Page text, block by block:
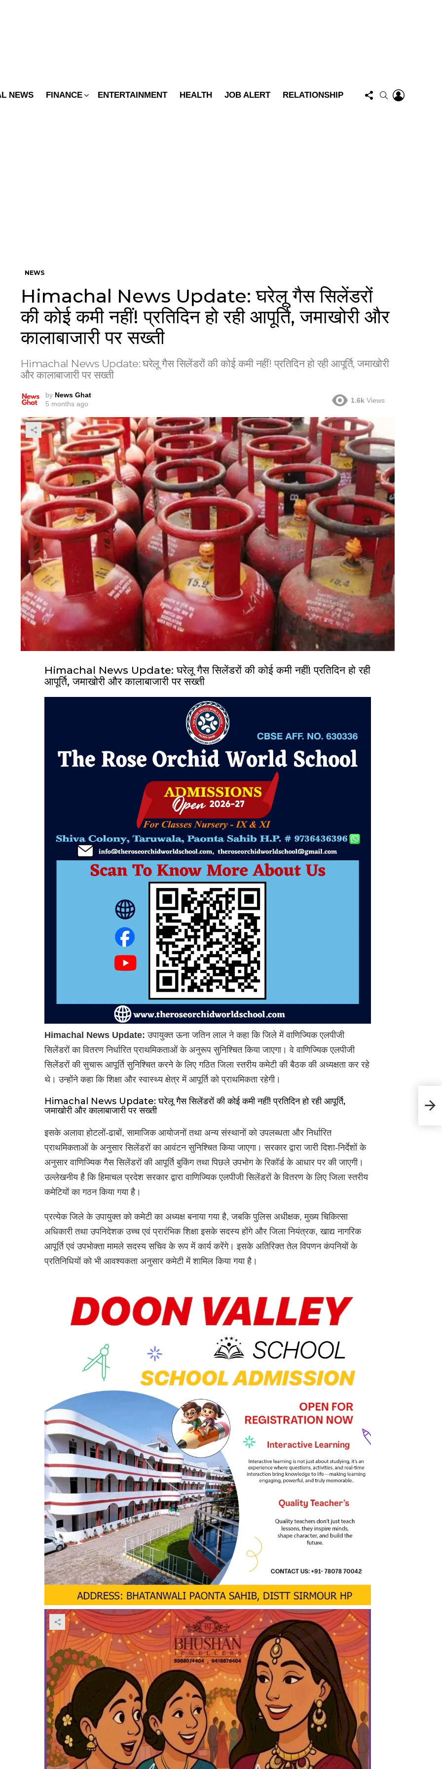
NEWS FINANCE ENTERTAINMENT HEALTH JOB ALERT RELATIONSHIP
FOLLOW
US
SEARCH
NEWS
Himachal News Update: घरेलू गैस सिलेंडरों
की कोई कमी नहीं! प्रतिदिन हो रही आपूर्ति, जमाखोरी और
कालाबाजारी पर सख्ती
Himachal News Update: घरेलू गैस सिलेंडरों की कोई कमी नहीं! प्रतिदिन हो रही आपूर्ति, जमाखोरी
और कालाबाजारी पर सख्ती
by News Ghat
5 months ago
1.6k Views
Himachal News Update: घरेलू गैस सिलेंडरों की कोई कमी नहीं! प्रतिदिन हो रही
आपूर्ति, जमाखोरी और कालाबाजारी पर सख्ती
Himachal News Update: उपायुक्त ऊना जतिन लाल ने कहा कि जिले में वाणिज्यिक एलपीजी
सिलेंडरों का वितरण निर्धारित प्राथमिकताओं के अनुरूप सुनिश्चित किया जाएगा। वे वाणिज्यिक एलपीजी
सिलेंडरों की सुचारू आपूर्ति सुनिश्चित करने के लिए गठित जिला स्तरीय कमेटी की बैठक की अध्यक्षता कर रहे
थे। उन्होंने कहा कि शिक्षा और स्वास्थ्य क्षेत्र में आपूर्ति को प्राथमिकता रहेगी।
Himachal News Update: घरेलू गैस सिलेंडरों की कोई कमी नहीं! प्रतिदिन हो रही आपूर्ति,
जमाखोरी और कालाबाजारी पर सख्ती
इसके अलावा होटलों-ढाबों, सामाजिक आयोजनों तथा अन्य संस्थानों को उपलब्धता और निर्धारित
प्राथमिकताओं के अनुसार सिलेंडरों का आवंटन सुनिश्चित किया जाएगा। सरकार द्वारा जारी दिशा-निर्देशों के
अनुसार वाणिज्यिक गैस सिलेंडरों की आपूर्ति बुकिंग तथा पिछले उपभोग के रिकॉर्ड के आधार पर की जाएगी।
उल्लेखनीय है कि हिमाचल प्रदेश सरकार द्वारा वाणिज्यिक एलपीजी सिलेंडरों के वितरण के लिए जिला स्तरीय
कमेटियों का गठन किया गया है।
प्रत्येक जिले के उपायुक्त को कमेटी का अध्यक्ष बनाया गया है, जबकि पुलिस अधीक्षक, मुख्य चिकित्सा
अधिकारी तथा उपनिदेशक उच्च एवं प्रारंभिक शिक्षा इसके सदस्य होंगे और जिला नियंत्रक, खाद्य नागरिक
आपूर्ति एवं उपभोक्ता मामले सदस्य सचिव के रूप में कार्य करेंगे। इसके अतिरिक्त तेल विपणन कंपनियों के
प्रतिनिधियों को भी आवश्यकता अनुसार कमेटी में शामिल किया गया है।
और
मौका